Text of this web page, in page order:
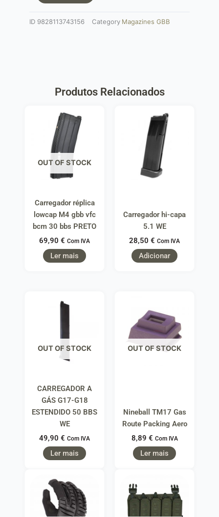
SMC
9
ID 9828113743156 Category Magazines GBB
Produtos Relacionados
OUT OF STOCK
Carregador réplica
lowcap M4 gbb vfc
bcm 30 bbs PRETO
69,90 € Com IVA
Ler mais
Carregador hi-capa
5.1 WE
28,50 € Com IVA
Adicionar
OUT OF STOCK
CARREGADOR A
GÁS G17-G18
ESTENDIDO 50 BBS
WE
49,90 € Com IVA
Ler mais
OUT OF STOCK
Nineball TM17 Gas
Route Packing Aero
8,89 € Com IVA
Ler mais